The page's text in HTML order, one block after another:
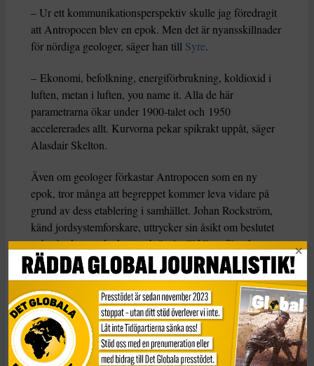
– Ur ett kommunikationsperspektiv skulle jag föredragit
att Antropocen blev en epok. Men det är nyansskillnader
för nördiga geologer, säger han till Syre.
– Ekonomi, befolkning, energiförbrukning, koldioxid i
luften, metan i luften, you name it. Alla de här
parametrarna ökar under 1900-talet och 1950
accelererades allt. Kurvorna pekar spikrakt uppåt, säger
Alasdair Skelton.
Även om geologer förkastar Antropocen som en ny
epok, tror många att begreppet kommer leva vidare på
grund av dess etablering i samhället. Johan Rockström,
känd jordsystemforskare, uttrycker sin åsikt om beslutet
och påpekar att det kan ge bränsle till klimatförnekare.
”Stort misstag. Geologer förkastar antropocen som
jordens nya epok – efter 15 års debatt. Men geologer har
ofta befunnit sig på fel sida av vetenskapliga bevis, till
exempel när det gäller antropogen klimatförändring”,
skriver han på sociala medier.